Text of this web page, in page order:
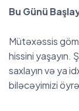
Bu Günü
Mütəxəssis
hissini yaşayın.
saxlayın və ya
biləcəyimizi